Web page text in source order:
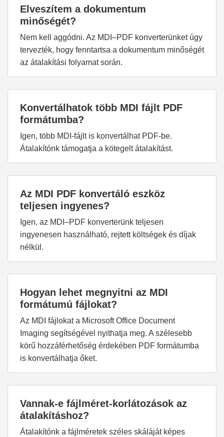
Elveszítem a dokumentum
minőségét?
Nem kell aggódni. Az MDI–PDF konverterünket úgy
tervezték, hogy fenntartsa a dokumentum minőségét
az átalakítási folyamat során.
Konvertálhatok több MDI fájlt PDF
formátumba?
Igen, több MDI-fájlt is konvertálhat PDF-be.
Átalakítónk támogatja a kötegelt átalakítást.
Az MDI PDF konvertáló eszköz
teljesen ingyenes?
Igen, az MDI–PDF konverterünk teljesen
ingyenesen használható, rejtett költségek és díjak
nélkül.
Hogyan lehet megnyitni az MDI
formátumú fájlokat?
Az MDI fájlokat a Microsoft Office Document
Imaging segítségével nyithatja meg. A szélesebb
körű hozzáférhetőség érdekében PDF formátumba
is konvertálhatja őket.
Vannak-e fájlméret-korlátozások az
átalakításhoz?
Átalakítónk a fájlméretek széles skáláját képes